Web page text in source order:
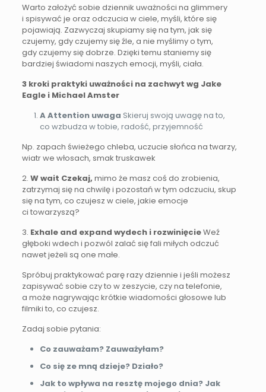
Warto założyć sobie dziennik uważności na glimmery
i spisywać je oraz odczucia w ciele, myśli, które się
pojawiają. Zazwyczaj skupiamy się na tym, jak się
czujemy, gdy czujemy się źle, a nie myślimy o tym,
gdy czujemy się dobrze. Dzięki temu staniemy się
bardziej świadomi naszych emocji, myśli, ciała.
3 kroki praktyki uważności na zachwyt wg Jake
Eagle i Michael Amster
A Attention uwaga Skieruj swoją uwagę na to,
co wzbudza w tobie, radość, przyjemność
Np. zapach świeżego chleba, uczucie słońca na twarzy,
wiatr we włosach, smak truskawek
2. W wait Czekaj, mimo że masz coś do zrobienia,
zatrzymaj się na chwilę i pozostań w tym odczuciu, skup
się na tym, co czujesz w ciele, jakie emocje
ci towarzyszą?
3. Exhale and expand wydech i rozwinięcieWeź
głęboki wdech i pozwól zalać się fali miłych odczuć
nawet jeżeli są one małe.
Spróbuj praktykować parę razy dziennie i jeśli możesz
zapisywać sobie czy to w zeszycie, czy na telefonie,
a może nagrywając krótkie wiadomości głosowe lub
filmiki to, co czujesz.
Zadaj sobie pytania:
Co zauważam? Zauważyłam?
Co się ze mną dzieje? Działo?
Jak to wpływa na resztę mojego dnia? Jak